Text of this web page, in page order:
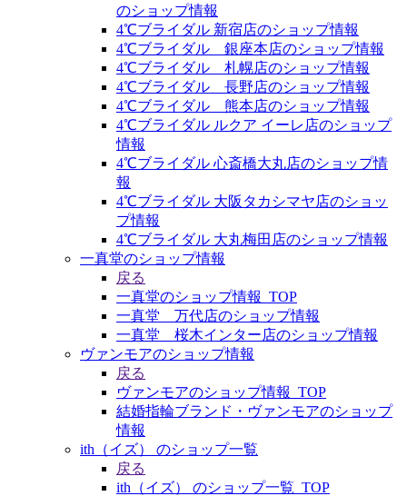
のショップ情報
4℃ブライダル 新宿店のショップ情報
4℃ブライダル 銀座本店のショップ情報
4℃ブライダル 札幌店のショップ情報
4℃ブライダル 長野店のショップ情報
4℃ブライダル 熊本店のショップ情報
4℃ブライダル ルクア イーレ店のショップ
情報
4℃ブライダル 心斎橋大丸店のショップ情
報
4℃ブライダル 大阪タカシマヤ店のショッ
プ情報
4℃ブライダル 大丸梅田店のショップ情報
一真堂のショップ情報
戻る
一真堂のショップ情報_TOP
一真堂 万代店のショップ情報
一真堂 桜木インター店のショップ情報
ヴァンモアのショップ情報
戻る
ヴァンモアのショップ情報_TOP
結婚指輪ブランド・ヴァンモアのショップ
情報
ith（イズ） のショップ一覧
戻る
ith（イズ） のショップ一覧_TOP